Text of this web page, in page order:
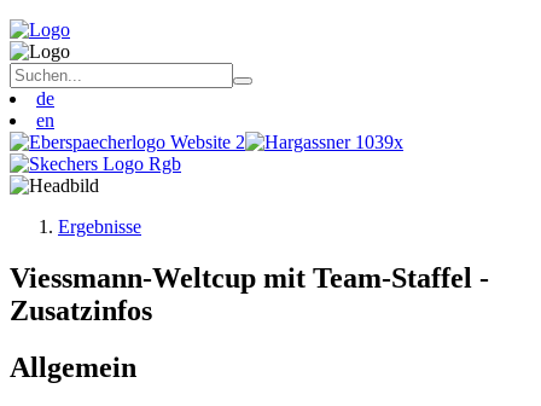
de
en
Ergebnisse
Viessmann-Weltcup mit Team-Staffel -
Zusatzinfos
Allgemein